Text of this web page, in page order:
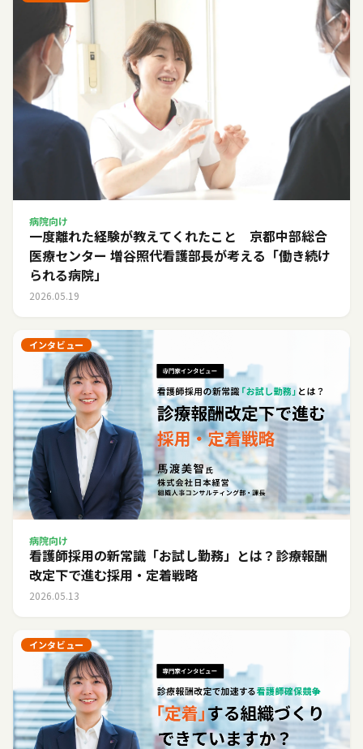
病院向け
一度離れた経験が教えてくれたこと 京都中部総合
医療センター 増谷照代看護部長が考える「働き続け
られる病院」
2026.05.19
インタビュー
病院向け
看護師採用の新常識「お試し勤務」とは？診療報酬
改定下で進む採用・定着戦略
2026.05.13
インタビュー